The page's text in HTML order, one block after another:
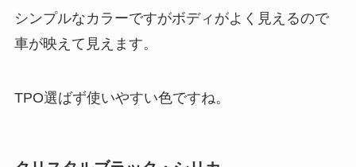
シンプルなカラーですがボディがよく見えるので
車が映えて見えます。
TPO選ばず使いやすい色ですね。